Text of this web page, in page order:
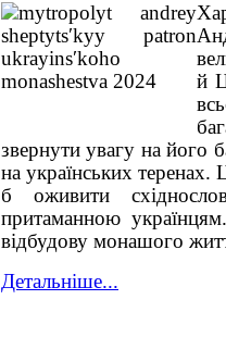
й
звернути увагу на його
на українських
б оживити
притаманною
відбудову монашого
Детальніше...